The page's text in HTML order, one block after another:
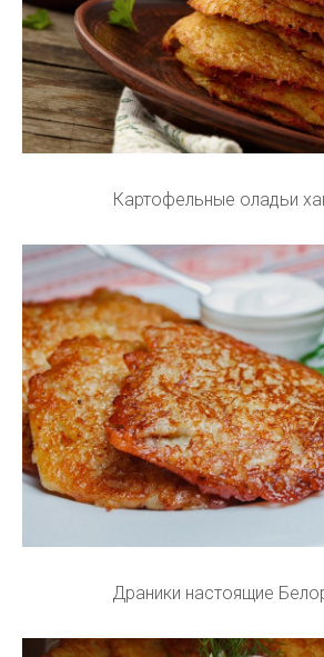
Картофельные оладьи
Драники настоящие